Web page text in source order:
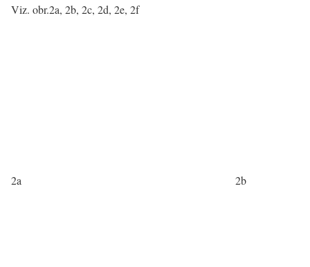
Viz. obr.2a, 2b, 2c, 2d, 2e, 2f
2a 2b